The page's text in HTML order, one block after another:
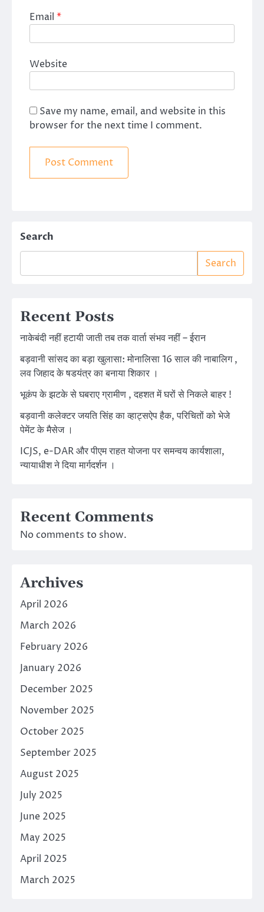
Email *
Website
Save my name, email, and website in this
browser for the next time I comment.
Search
Search
Recent Posts
नाकेबंदी नहीं हटायी जाती तब तक वार्ता संभव नहीं – ईरान
बड़वानी सांसद का बड़ा खुलासा: मोनालिसा 16 साल की नाबालिग ,
लव जिहाद के षडयंत्र का बनाया शिकार ।
भूकंप के झटके से घबराए ग्रामीण , दहशत में घरों से निकले बाहर !
बड़वानी कलेक्टर जयति सिंह का व्हाट्सऐप हैक, परिचितों को भेजे
पेमेंट के मैसेज ।
ICJS, e-DAR और पीएम राहत योजना पर समन्वय कार्यशाला,
न्यायाधीश ने दिया मार्गदर्शन ।
Recent Comments
No comments to show.
Archives
April 2026
March 2026
February 2026
January 2026
December 2025
November 2025
October 2025
September 2025
August 2025
July 2025
June 2025
May 2025
April 2025
March 2025